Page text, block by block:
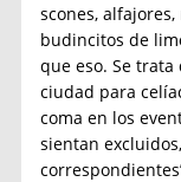
scones,
budincitos de
que eso. Se
ciudad para
coma en los
sientan